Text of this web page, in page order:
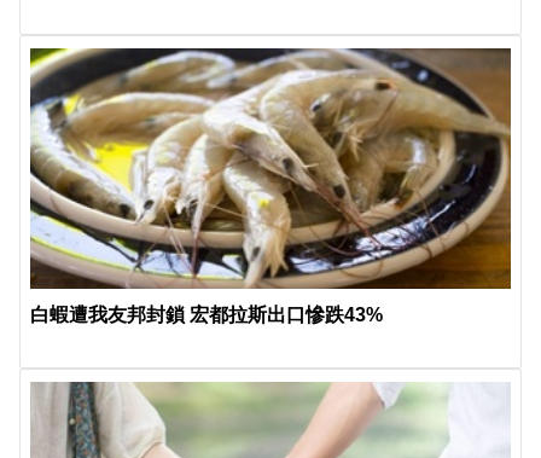
白蝦遭我友邦封鎖 宏都拉斯出口慘跌43%